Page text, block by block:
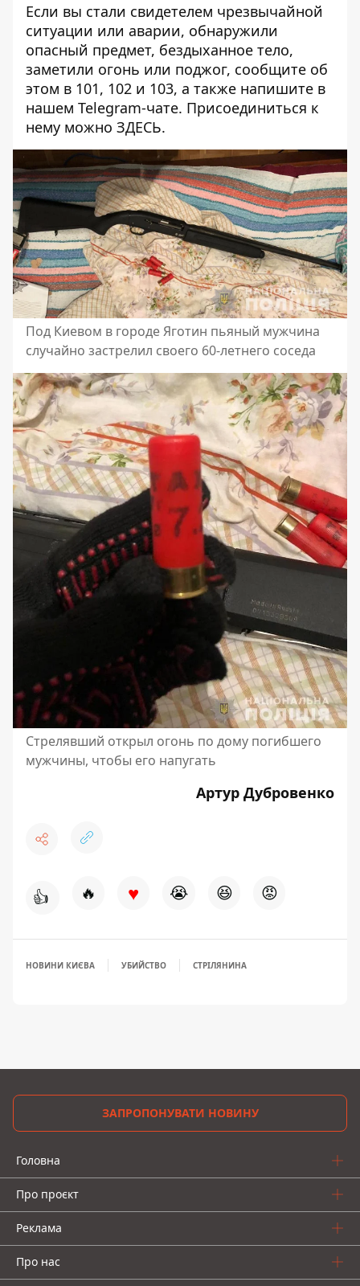
Если вы стали свидетелем чрезвычайной
ситуации или аварии, обнаружили
опасный предмет, бездыханное тело,
заметили огонь или поджог, сообщите об
этом в 101, 102 и 103, а также напишите в
нашем Telegram-чате. Присоединиться к
нему можно ЗДЕСЬ.
Под Киевом в городе Яготин пьяный мужчина
случайно застрелил своего 60-летнего соседа
Стрелявший открыл огонь по дому погибшего
мужчины, чтобы его напугать
Артур Дубровенко
👍 🔥 ♥ 😭 😆 😡
НОВИНИ КИЄВА УБИЙСТВО СТРІЛЯНИНА
ЗАПРОПОНУВАТИ НОВИНУ
Головна
Про проєкт
Реклама
Про нас